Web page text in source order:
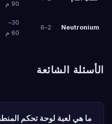
90 م
Neutronium
2–6
30–
60 م
الأسئلة الشائعة
ما هي لعبة لوحة تحكم